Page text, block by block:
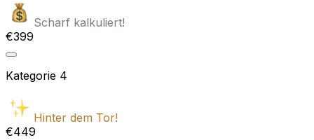
Scharf kalkuliert!
€399
Kategorie 4
Hinter dem Tor!
€449